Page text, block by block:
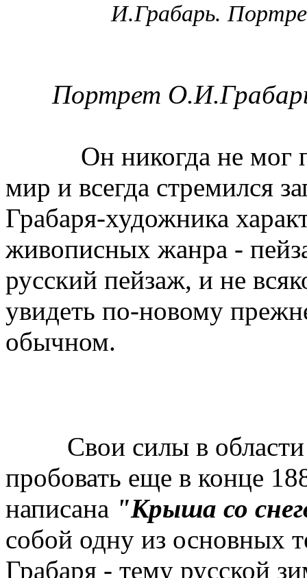
И.Грабарь.
Портрет
Он никогда не мог
мир и всегда стремился
Грабаря-художника
живописных жанра -
русский пейзаж, и не
увидеть по-новому
обычном.
Свои силы в области
пробовать еще в конце
написана "Крыша со
собой одну из основных
Грабаря - тему русской